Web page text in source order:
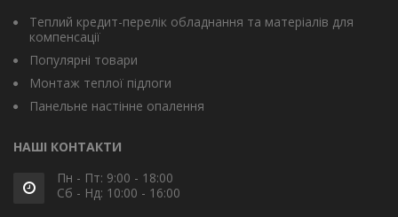
Теплий кредит-перелік обладнання та матеріалів для
компенсації
Популярні товари
Монтаж теплої підлоги
Панельне настінне опалення
НАШІ КОНТАКТИ
Пн - Пт: 9:00 - 18:00
Сб - Нд: 10:00 - 16:00